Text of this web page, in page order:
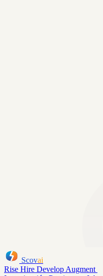
Scovai
Rise Hire Develop Augment